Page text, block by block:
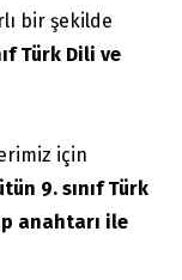
bir şekilde
Türk Dili ve
için
9. sınıf Türk
anahtarı ile